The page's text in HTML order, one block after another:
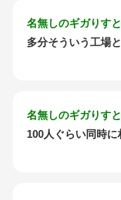
名無しのギガりすと
多分そういう工場
名無しのギガりすと
100人ぐらい同時